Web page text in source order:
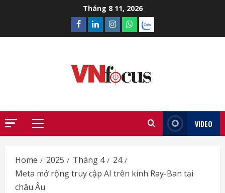
Tháng 8 11, 2026
Facebook
LinkedinInstagram
What’sapp
Zalo
Primary
VIDEO
Home 2025 Tháng 4
24
Meta mở rộng truy cập AI trên kính Ray-Ban tại
châu Âu